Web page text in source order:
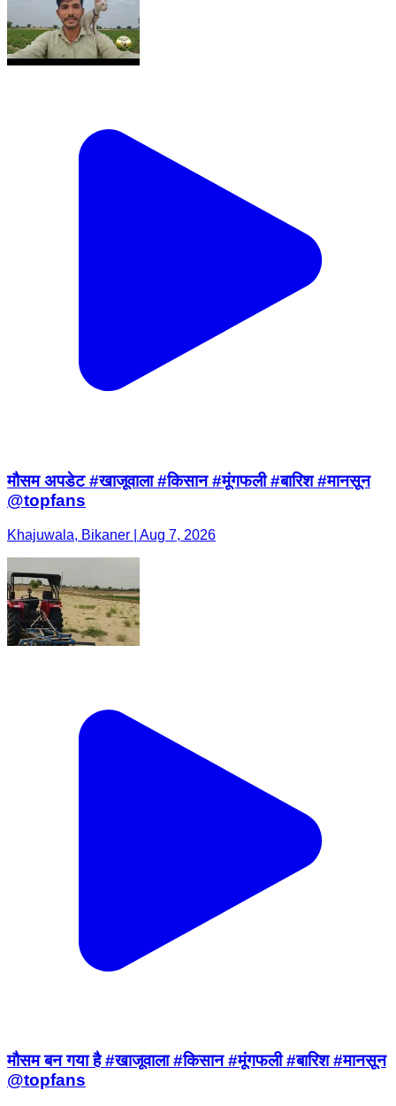
मौसम अपडेट #खाजूवाला #किसान #मूंगफली #बारिश #मानसून
@topfans
Khajuwala, Bikaner | Aug 7, 2026
मौसम बन गया है #खाजूवाला #किसान #मूंगफली #बारिश #मानसून
@topfans